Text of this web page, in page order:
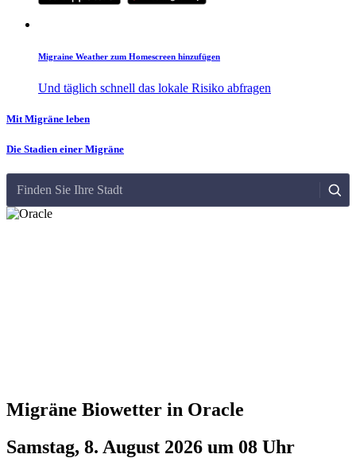
Migraine Weather zum Homescreen hinzufügen
Und täglich schnell das lokale Risiko abfragen
Mit Migräne leben
Die Stadien einer Migräne
Finden Sie Ihre Stadt
Migräne Biowetter in Oracle
Samstag, 8. August 2026 um 08 Uhr